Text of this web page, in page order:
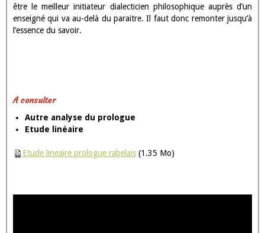
voir, un savoir, il s'agit de saisir l'essence des choses derrière les
manifestions du paraître.
figures de rhétorique accentuent cette volonté farouche d’inviter
à la réflexion : « Buveurs très illustres et vérolés très
précieux », oxymore surprenante à laquelle s’ajoute « la bête la
Conclusion
les comparaisons terre-à-terre, le portrait grotesque deSocrateet